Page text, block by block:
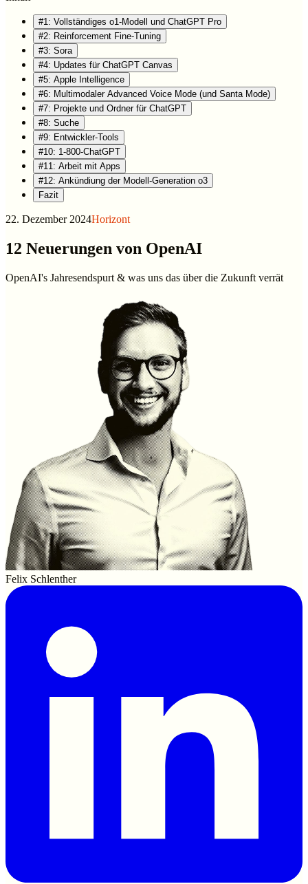
#1: Vollständiges o1-Modell und ChatGPT Pro
#2: Reinforcement Fine-Tuning
#3: Sora
#4: Updates für ChatGPT Canvas
#5: Apple Intelligence
#6: Multimodaler Advanced Voice Mode (und Santa Mode)
#7: Projekte und Ordner für ChatGPT
#8: Suche
#9: Entwickler-Tools
#10: 1-800-ChatGPT
#11: Arbeit mit Apps
#12: Ankündiung der Modell-Generation o3
Fazit
22. Dezember 2024Horizont
12 Neuerungen von OpenAI
OpenAI's Jahresendspurt & was uns das über die Zukunft verrät
Felix Schlenther